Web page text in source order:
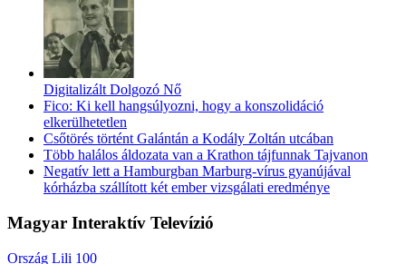
Digitalizált Dolgozó Nő
Fico: Ki kell hangsúlyozni, hogy a konszolidáció
elkerülhetetlen
Csőtörés történt Galántán a Kodály Zoltán utcában
Több halálos áldozata van a Krathon tájfunnak Tajvanon
Negatív lett a Hamburgban Marburg-vírus gyanújával
kórházba szállított két ember vizsgálati eredménye
Magyar Interaktív Televízió
Ország Lili 100